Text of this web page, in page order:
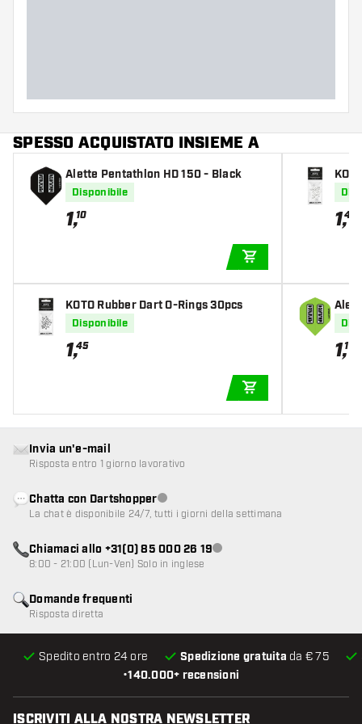
SPESSO ACQUISTATO INSIEME A
Alette Pentathlon HD 150 - Black
Disponibile
1,10
KOTO Rubber Dart O-Rings 30pcs
Disponibile
1,45
1,45
1,10
•140.000+ recensioni
Spedito entro 24 ore Spedizione gratuita da € 75
Domande frequenti
Risposta diretta
Invia un'e-mail
Risposta entro 1 giorno lavorativo
Chatta con DartshopperServizio clienti non disponibile
La chat è disponibile 24/7, tutti i giorni della settimana
Chiamaci allo +31(0) 85 000 26 19Servizio clienti non disponibile
8:00 - 21:00 (Lun-Ven) Solo in inglese
ISCRIVITI ALLA NOSTRA NEWSLETTER